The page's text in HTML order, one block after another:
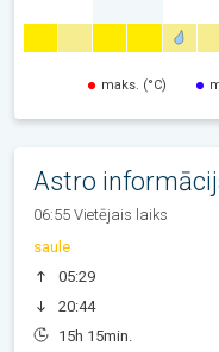
maks. (°C)
Astro
06:55 Vietējais laiks
saule
05:29
20:44
15h 15min.